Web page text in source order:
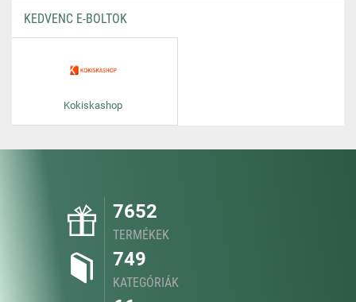
KEDVENC E-BOLTOK
Kokiskashop
7652
TERMÉKEK
749
KATEGÓRIÁK